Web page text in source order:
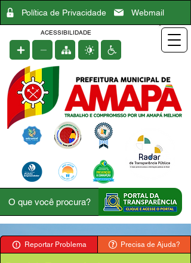
Política de Privacidade Webmail
ACESSIBILIDADE
Reportar Problema Precisa de Ajuda?